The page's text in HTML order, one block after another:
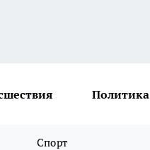
Политика
Спорт